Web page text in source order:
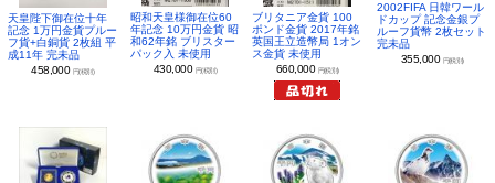
天皇陛下御在位十年
記念 1万円金貨プルー
フ貨+白銅貨 2枚組 平
成11年 完未品
458,000 円(税別)
昭和天皇様御在位60
年記念 10万円金貨 昭
和62年銘 ブリスター
パック入 未使用
430,000 円(税別)
ブリタニア金貨 100
ポンド金貨 2017年銘
英国王立造幣局 1オン
ス金貨 未使用
660,000 円(税別)
2002FIFA 日韓ワール
ドカップ 記念金銀プ
ルーフ貨幣 2枚セット
完未品
355,000 円(税別)